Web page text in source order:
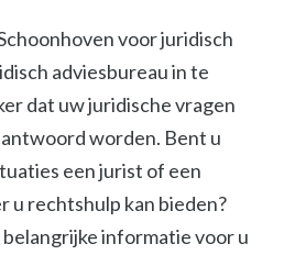
voor juridisch
adviesbureau in te
dat uw juridische vragen
worden. Bent u
een jurist of een
u rechtshulp kan bieden?
informatie voor u